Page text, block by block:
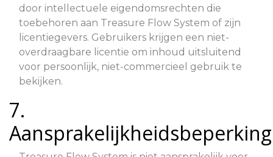
door intellectuele eigendomsrechten die
toebehoren aan Treasure Flow System of zijn
licentiegevers. Gebruikers krijgen een niet-
overdraagbare licentie om inhoud uitsluitend
voor persoonlijk, niet-commercieel gebruik te
bekijken.
7.
Aansprakelijkheidsbeperking